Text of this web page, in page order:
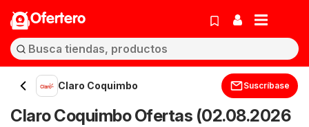
Ofertero
Claro Coquimbo Suscríbase
Claro Coquimbo Ofertas (02.08.2026